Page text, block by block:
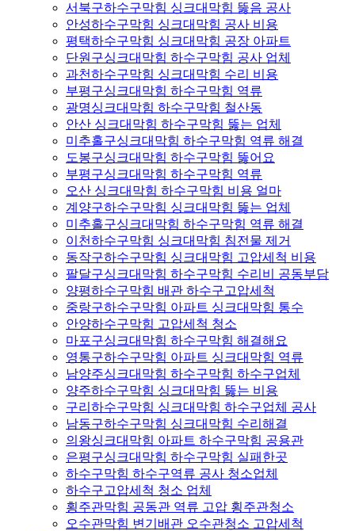
서북구하수구막힘 싱크대막힘 뚫음 공사
안성하수구막힘 싱크대막힘 공사 비용
평택하수구막힘 싱크대막힘 공장 아파트
단원구싱크대막힘 하수구막힘 공사 업체
과천하수구막힘 싱크대막힘 수리 비용
부평구싱크대막힘 하수구막힘 역류
광명싱크대막힘 하수구막힘 철산동
안산 싱크대막힘 하수구막힘 뚫는 업체
미추홀구싱크대막힘 하수구막힘 역류 해결
도봉구싱크대막힘 하수구막힘 뚫어요
부평구싱크대막힘 하수구막힘 역류
오산 싱크대막힘 하수구막힘 비용 얼마
계양구하수구막힘 싱크대막힘 뚫는 업체
미추홀구싱크대막힘 하수구막힘 역류 해결
이천하수구막힘 싱크대막힘 침전물 제거
동작구하수구막힘 싱크대막힘 고압세척 비용
팔달구싱크대막힘 하수구막힘 수리비 공동부담
양평하수구막힘 배관 하수구고압세척
중랑구하수구막힘 아파트 싱크대막힘 통수
안양하수구막힘 고압세척 청소
마포구싱크대막힘 하수구막힘 해결해요
영통구하수구막힘 아파트 싱크대막힘 역류
남양주싱크대막힘 하수구막힘 하수구업체
양주하수구막힘 싱크대막힘 뚫는 비용
구리하수구막힘 싱크대막힘 하수구업체 공사
남동구하수구막힘 싱크대막힘 수리해결
의왕싱크대막힘 아파트 하수구막힘 공용관
은평구싱크대막힘 하수구막힘 실패한곳
하수구막힘 하수구역류 공사 청소업체
하수구고압세척 청소 업체
횡주관막힘 공동관 역류 고압 횡주관청소
오수관막힘 변기배관 오수관청소 고압세척